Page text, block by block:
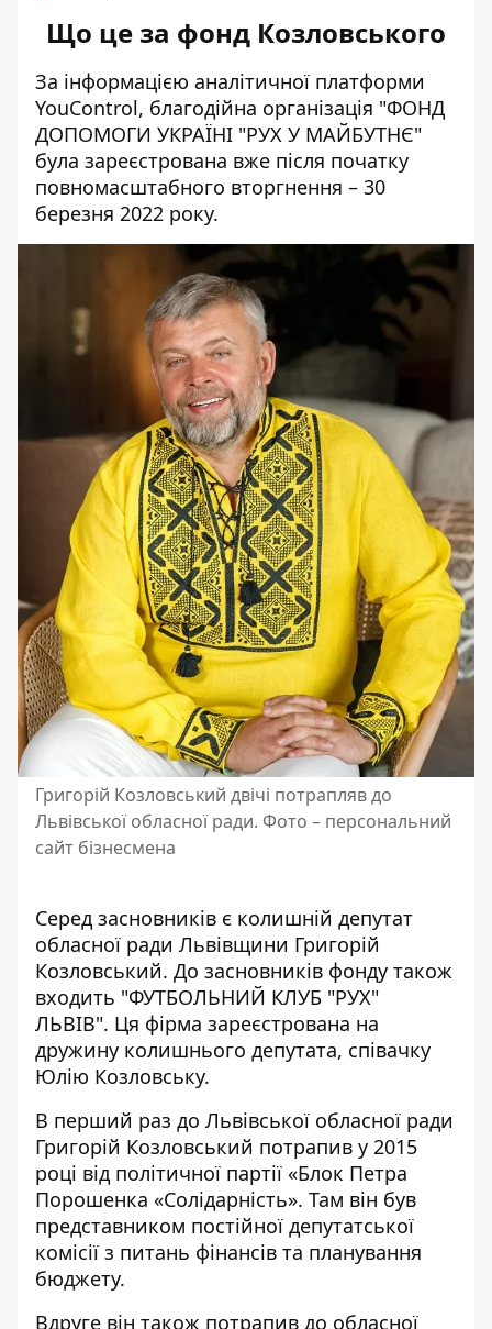
Що це за фонд Козловського
За інформацією аналітичної платформи
YouControl, благодійна організація "ФОНД
ДОПОМОГИ УКРАЇНІ "РУХ У МАЙБУТНЄ"
була зареєстрована вже після початку
повномасштабного вторгнення – 30
березня 2022 року.
Григорій Козловський двічі потрапляв до
Львівської обласної ради. Фото – персональний
сайт бізнесмена
Серед засновників є колишній депутат
обласної ради Львівщини Григорій
Козловський. До засновників фонду також
входить "ФУТБОЛЬНИЙ КЛУБ "РУХ"
ЛЬВІВ". Ця фірма зареєстрована на
дружину колишнього депутата, співачку
Юлію Козловську.
В перший раз до Львівської обласної ради
Григорій Козловський потрапив у 2015
році від політичної партії «Блок Петра
Порошенка «Солідарність». Там він був
представником постійної депутатської
комісії з питань фінансів та планування
бюджету.
Вдруге він також потрапив до обласної